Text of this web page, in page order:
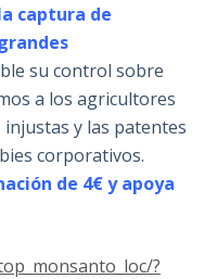
captura de
su control sobre
a los agricultores
y las patentes
corporativos.
de 4€ y apoya
?